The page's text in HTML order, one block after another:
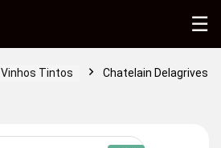
Vinhos Tintos
Chatelain Delagrives
☰